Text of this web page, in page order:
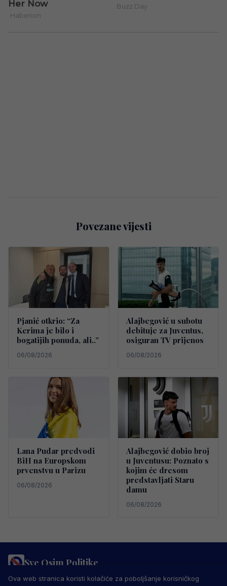
Povezane vijesti
Pjanić otkrio: “Za
Kerima je bilo i
bogatijih ponuda, ali..”
06/08/2026
Alajbegović u subotu
debituje za Juventus,
osiguran TV prijenos
06/08/2026
Lana Pudar predvodi
BiH na Europskom
prvenstvu u Parizu
06/08/2026
Alajbegović dobio broj
u Juventusu: Poznato s
kojim će dresom
predstavljati Staru
damu
06/08/2026
Sve Osim Politike
PRAVILA PRIVATNOSTIMARKETING USLOVI KORIŠTENJA
Ova web stranica koristi kolačiće za poboljšanje korisničkog